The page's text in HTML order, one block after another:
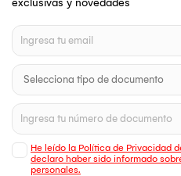
exclusivas y novedades
He leído la Política de Privacidad
declaro haber sido informado
personales.